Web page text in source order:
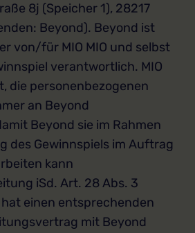
8j (Speicher 1), 28217
Beyond). Beyond ist
von/für MIO MIO und selbst
verantwortlich. MIO
die personenbezogenen
an Beyond
Beyond sie im Rahmen
des Gewinnspiels im Auftrag
kann
iSd. Art. 28 Abs. 3
hat einen entsprechenden
mit Beyond